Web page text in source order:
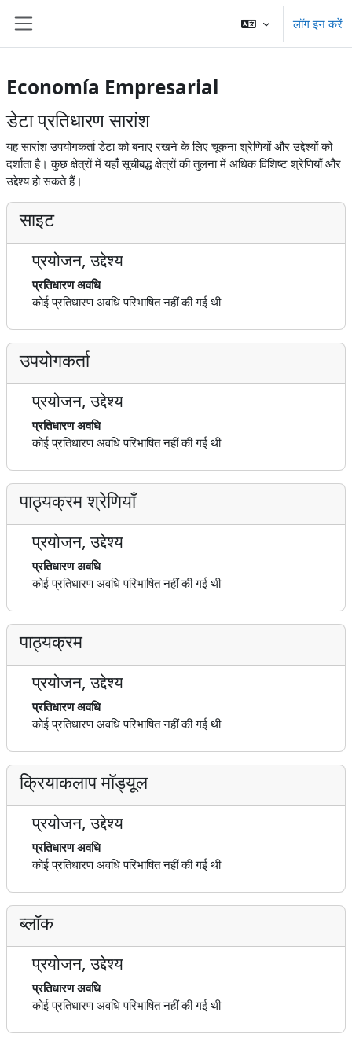
लॉग इन करें
Economía Empresarial
डेटा प्रतिधारण सारांश
यह सारांश उपयोगकर्ता डेटा को बनाए रखने के लिए चूकना श्रेणियों और उद्देश्यों को
दर्शाता है। कुछ क्षेत्रों में यहाँ सूचीबद्ध क्षेत्रों की तुलना में अधिक विशिष्ट श्रेणियाँ और
उद्देश्य हो सकते हैं।
साइट
प्रयोजन, उद्देश्य
प्रतिधारण अवधि
कोई प्रतिधारण अवधि परिभाषित नहीं की गई थी
उपयोगकर्ता
प्रयोजन, उद्देश्य
प्रतिधारण अवधि
कोई प्रतिधारण अवधि परिभाषित नहीं की गई थी
पाठ्यक्रम श्रेणियाँ
प्रयोजन, उद्देश्य
प्रतिधारण अवधि
कोई प्रतिधारण अवधि परिभाषित नहीं की गई थी
पाठ्यक्रम
प्रयोजन, उद्देश्य
प्रतिधारण अवधि
कोई प्रतिधारण अवधि परिभाषित नहीं की गई थी
क्रियाकलाप मॉड्यूल
प्रयोजन, उद्देश्य
प्रतिधारण अवधि
कोई प्रतिधारण अवधि परिभाषित नहीं की गई थी
ब्लॉक
प्रयोजन, उद्देश्य
प्रतिधारण अवधि
कोई प्रतिधारण अवधि परिभाषित नहीं की गई थी